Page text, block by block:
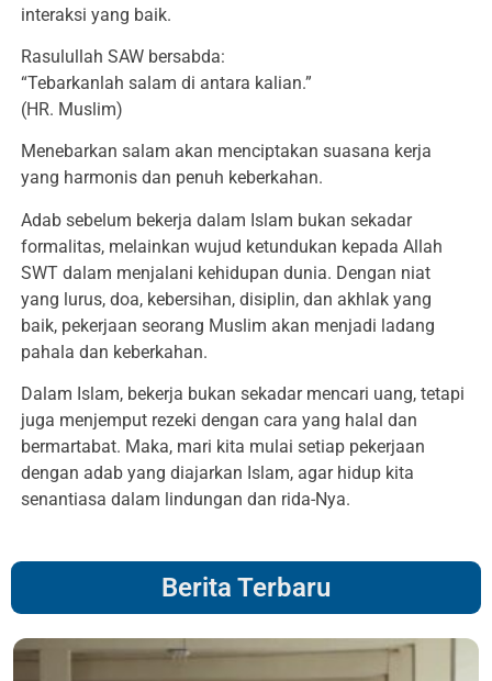
interaksi yang baik.
Rasulullah SAW bersabda:
“Tebarkanlah salam di antara kalian.”
(HR. Muslim)
Menebarkan salam akan menciptakan suasana kerja
yang harmonis dan penuh keberkahan.
Adab sebelum bekerja dalam Islam bukan sekadar
formalitas, melainkan wujud ketundukan kepada Allah
SWT dalam menjalani kehidupan dunia. Dengan niat
yang lurus, doa, kebersihan, disiplin, dan akhlak yang
baik, pekerjaan seorang Muslim akan menjadi ladang
pahala dan keberkahan.
Dalam Islam, bekerja bukan sekadar mencari uang, tetapi
juga menjemput rezeki dengan cara yang halal dan
bermartabat. Maka, mari kita mulai setiap pekerjaan
dengan adab yang diajarkan Islam, agar hidup kita
senantiasa dalam lindungan dan rida-Nya.
Berita Terbaru